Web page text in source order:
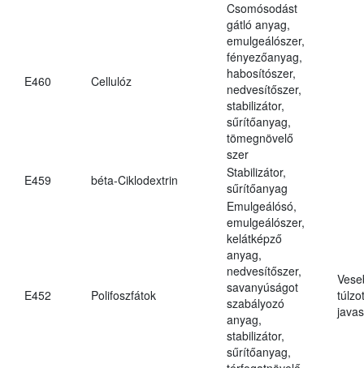
E460 Cellulóz
Csomósodást
gátló anyag,
emulgeálószer,
fényezőanyag,
habosítószer,
nedvesítőszer,
stabilizátor,
sűrítőanyag,
tömegnövelő
szer
E459
béta-Ciklodextrin
Stabilizátor,
sűrítőanyag
E452 Polifoszfátok
Emulgeálósó,
emulgeálószer,
kelátképző
anyag,
nedvesítőszer,
savanyúságot
szabályozó
anyag,
stabilizátor,
sűrítőanyag,